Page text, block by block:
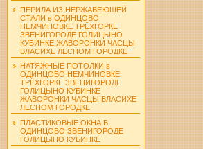
ПЕРИЛА ИЗ НЕРЖАВЕЮЩЕЙ
СТАЛИ в ОДИНЦОВО
НЕМЧИНОВКЕ ТРЁХГОРКЕ
ЗВЕНИГОРОДЕ ГОЛИЦЫНО
КУБИНКЕ ЖАВОРОНКИ ЧАСЦЫ
ВЛАСИХЕ ЛЕСНОМ ГОРОДКЕ
НАТЯЖНЫЕ ПОТОЛКИ в
ОДИНЦОВО НЕМЧИНОВКЕ
ТРЁХГОРКЕ ЗВЕНИГОРОДЕ
ГОЛИЦЫНО КУБИНКЕ
ЖАВОРОНКИ ЧАСЦЫ ВЛАСИХЕ
ЛЕСНОМ ГОРОДКЕ
ПЛАСТИКОВЫЕ ОКНА В
ОДИНЦОВО ЗВЕНИГОРОДЕ
ГОЛИЦЫНО КУБИНКЕ